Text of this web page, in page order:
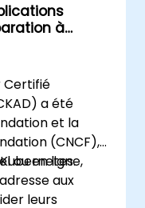
à
Certifié
a été
et la
(CNCF),
ou en ligne,
aux
leurs